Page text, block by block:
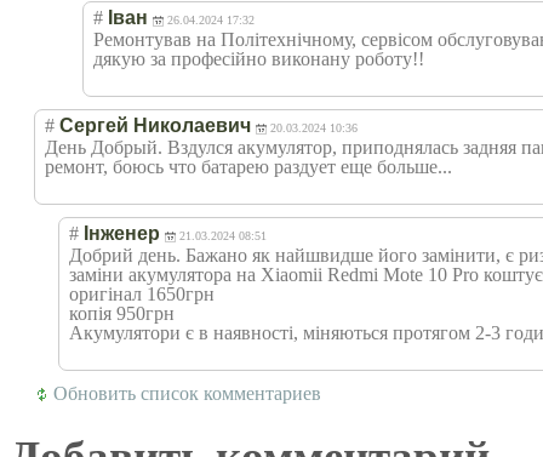
# Іван 26.04.2024 17:32
Ремонтував на Політехнічному, сервісом
дякую за професійно виконану роботу!!
# Сергей Николаевич 20.03.2024 10:36
День Добрый. Вздулся акумулятор, приподнялась задняя
ремонт, боюсь что батарею раздует еще больше...
# Інженер 21.03.2024 08:51
Добрий день. Бажано як найшвидше його замінити, є
заміни акумулятора на Xiaomii Redmi Mote 10 Pro
оригінал 1650грн
копія 950грн
Акумулятори є в наявності, міняються протягом 2-3
Обновить список комментариев